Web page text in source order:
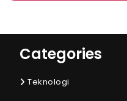
Categories
Teknologi